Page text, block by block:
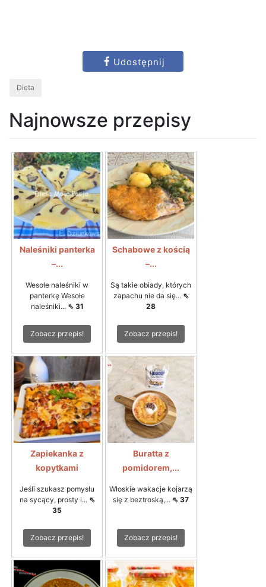
Udostępnij
Dieta
Najnowsze przepisy
Naleśniki panterka
–...
Wesołe naleśniki w
panterkę Wesołe
naleśniki... ⇖ 31
Zobacz przepis!
Schabowe z kością
–...
Są takie obiady, których
zapachu nie da się... ⇖
28
Zobacz przepis!
Zapiekanka z
kopytkami
Jeśli szukasz pomysłu
na sycący, prosty i... ⇖
35
Zobacz przepis!
Buratta z
pomidorem,...
Włoskie wakacje kojarzą
się z beztroską,... ⇖ 37
Zobacz przepis!